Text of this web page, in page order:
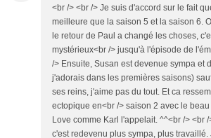
<br /> <br /> Je suis d'accord sur le fait
meilleure que la saison 5 et la saison 6.
le retour de Paul a changé les choses,
mystérieux<br /> jusqu'à l'épisode de
/> Ensuite, Susan est devenue sympa et
j'adorais dans les premières saisons)
ses reins, j'aime pas du tout. Et ca
ectopique en<br /> saison 2 avec le
Love comme Karl l'appelait. ^^<br /> <br
c'est redevenu plus sympa, plus travaillé.